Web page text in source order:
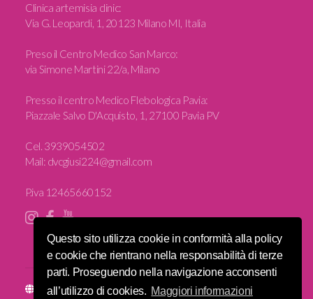
Questo sito utilizza cookie in conformità alla policy
e cookie che rientrano nella responsabilità di terze
parti. Proseguendo nella navigazione acconsenti
all’utilizzo di cookies. Maggiori informazioni
Clinica artemisia clinic:
Via G. Leopardi, 1, 20123 Milano MI, Italia
Preso il Centro Medico San Marco:
via Simone Martini 22/a, Milano
Presso il centro Medico Flebologica Pavia:
Piazzale Salvo D'Acquisto, 1, 27100 Pavia PV
Cel. 3939054502
Mail: dvcgiusi224@gmail.com
P.iva 12465660152
Sito e posizionamento realizzato dall'Agenzia web MilanoWeb